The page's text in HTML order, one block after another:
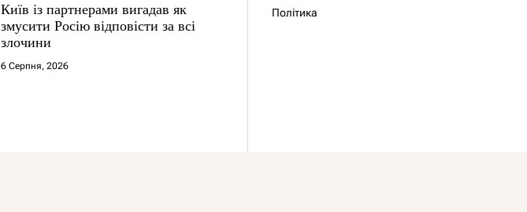
Київ із партнерами вигадав як
змусити Росію відповісти за всі
злочини
6 Серпня, 2026
Політика